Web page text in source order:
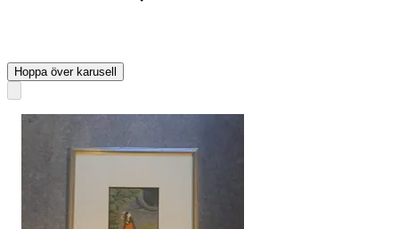
Hoppa över karusell